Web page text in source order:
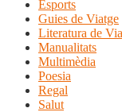
Esports
Guies de Viatge
Literatura de
Manualitats
Multimèdia
Poesia
Regal
Salut